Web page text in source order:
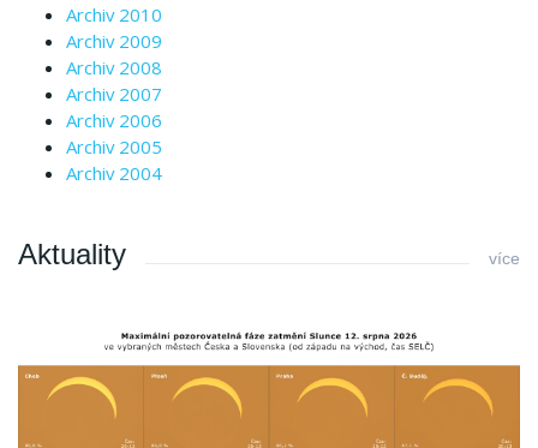
Archiv 2010
Archiv 2009
Archiv 2008
Archiv 2007
Archiv 2006
Archiv 2005
Archiv 2004
Aktuality více